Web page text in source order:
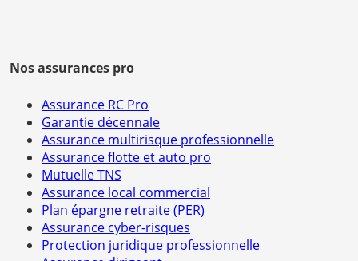
Nos assurances pro
Assurance RC Pro
Garantie décennale
Assurance multirisque professionnelle
Assurance flotte et auto pro
Mutuelle TNS
Assurance local commercial
Plan épargne retraite (PER)
Assurance cyber-risques
Protection juridique professionnelle